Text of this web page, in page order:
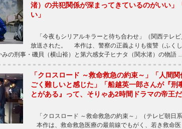
渚）の共犯関係が深まってきているのがいい」
い」
「今夜もシリアルキラーと待ち合わせ」（関西テレ
放送された。 本作は、警察の正義よりも復讐（ふく
みの刑事・磯貝（横山裕）と第六感女子ヒナタ（関水渚）の物語 …
「クロスロード ～救命救急の約束～」「人間
ごく難しいと感じた」「船越英一郎さんが『刑
とがある』って、そりゃあ2時間ドラマの帝王だ
「クロスロード ～救命救急の約束～」（テレビ朝日
本作は、救命救急医療の最前線でもがく、若き救命